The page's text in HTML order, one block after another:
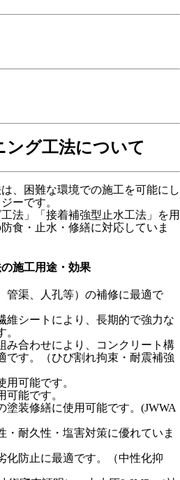
グ工法について
、困難な環境での施工を可能にし
ーです。
法」「接着補強型止水工法」を用
食・止水・修繕に対応していま
施工用途・効果
管渠、人孔等）の補修に最適で
維シートにより、長期的で強力な
み合わせにより、コンクリート構
です。（ひび割れ拘束・耐震補強
可能です。
可能です。
塗装修繕に使用可能です。(JWWA
・耐久性・塩害対策に優れていま
化防止に最適です。（中性化抑